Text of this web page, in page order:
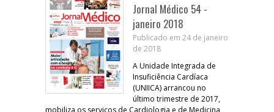
Jornal Médico 54 -
janeiro 2018
Publicado em 24 de janeiro
de 2018
A Unidade Integrada de
Insuficiência Cardíaca
(UNIICA) arrancou no
último trimestre de 2017,
mobiliza os serviços de Cardiologia e de Medicina